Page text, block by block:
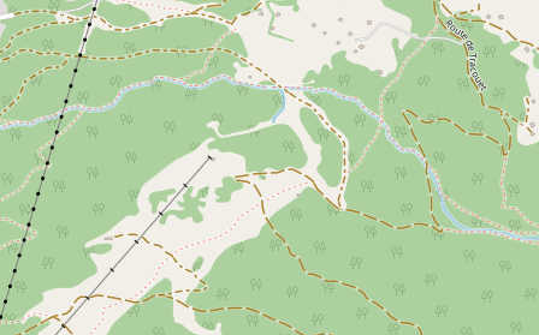
BÜRO TRACOUET
Bergstation Gondelbahn
Nur Winter:
7/7: 09h00-16h30
+41 (0)27 288 55 78